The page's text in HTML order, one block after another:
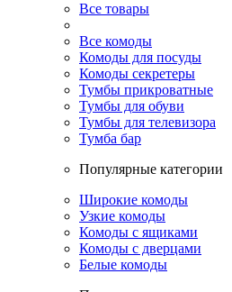
Все товары
Все комоды
Комоды для посуды
Комоды секретеры
Тумбы прикроватные
Тумбы для обуви
Тумбы для телевизора
Тумба бар
Популярные категории
Широкие комоды
Узкие комоды
Комоды с ящиками
Комоды с дверцами
Белые комоды